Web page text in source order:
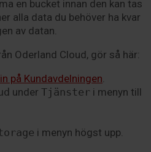
en bucket innan den kan tas
alla data du behöver ha kvar
av datan.
Oderland Cloud, gör så här:
på Kundavdelningen
under Tjänster i menyn till
i menyn högst upp.